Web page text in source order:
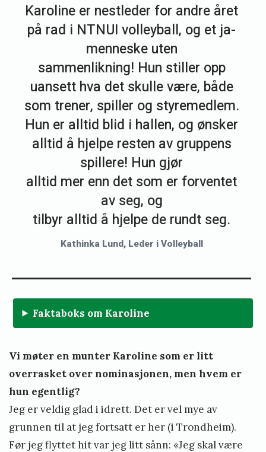
Karoline er nestleder for andre året
på rad i NTNUI volleyball, og et ja-
menneske uten
sammenlikning! Hun stiller opp
uansett hva det skulle være, både
som trener, spiller og styremedlem.
Hun er alltid blid i hallen, og ønsker
alltid å hjelpe resten av gruppens
spillere! Hun gjør
alltid mer enn det som er forventet
av seg, og
tilbyr alltid å hjelpe de rundt seg.
Kathinka Lund, Leder i Volleyball
Faktaboks om Karoline
Vi møter en munter Karoline som er litt
overrasket over nominasjonen, men hvem er
hun egentlig?
Jeg er veldig glad i idrett. Det er vel mye av
grunnen til at jeg fortsatt er her (i Trondheim).
Før jeg flyttet hit var jeg litt sånn: «Jeg skal være